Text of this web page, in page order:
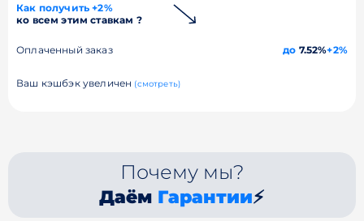
Как получить +2%
ко всем этим ставкам ?
Оплаченный заказ до 7.52%+2%
Ваш кэшбэк увеличен (смотреть)
Почему мы?
Даём Гарантии⚡